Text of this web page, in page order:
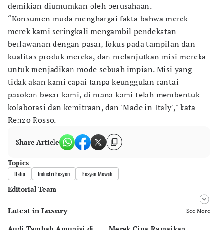
demikian diumumkan oleh perusahaan.
“Konsumen muda menghargai fakta bahwa merek-
merek kami seringkali mengambil pendekatan
berlawanan dengan pasar, fokus pada tampilan dan
kualitas produk mereka, dan melanjutkan misi mereka
untuk menjadikan mode sebuah impian. Misi yang
tidak akan kami capai tanpa keunggulan rantai
pasokan besar kami, di mana kami telah membentuk
kolaborasi dan kemitraan, dan 'Made in Italy'," kata
Renzo Rosso.
Share Article
Topics
Italia Industri Fesyen Fesyen Mewah
Editorial Team
Editor
Latest in Luxury See More